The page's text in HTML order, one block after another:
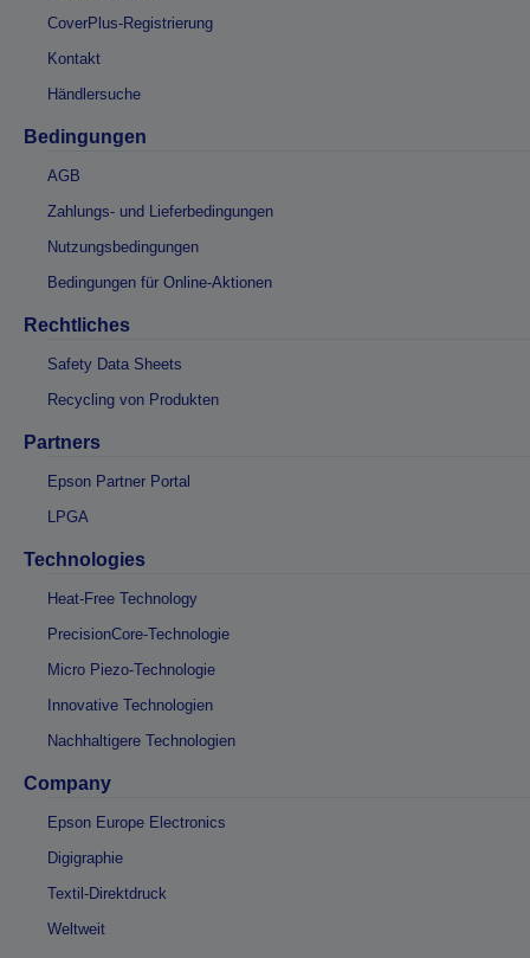
CoverPlus-Registrierung
Kontakt
Händlersuche
Bedingungen
AGB
Zahlungs- und Lieferbedingungen
Nutzungsbedingungen
Bedingungen für Online-Aktionen
Rechtliches
Safety Data Sheets
Recycling von Produkten
Partners
Epson Partner Portal
LPGA
Technologies
Heat-Free Technology
PrecisionCore-Technologie
Micro Piezo-Technologie
Innovative Technologien
Nachhaltigere Technologien
Company
Epson Europe Electronics
Digigraphie
Textil-Direktdruck
Weltweit